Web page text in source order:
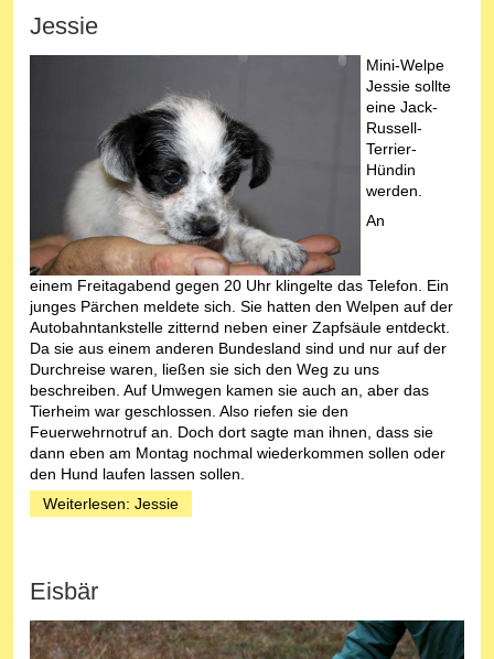
Jessie
Mini-Welpe
Jessie sollte
eine Jack-
Russell-
Terrier-
Hündin
werden.
An
einem Freitagabend gegen 20 Uhr klingelte das Telefon. Ein
junges Pärchen meldete sich. Sie hatten den Welpen auf der
Autobahntankstelle zitternd neben einer Zapfsäule entdeckt.
Da sie aus einem anderen Bundesland sind und nur auf der
Durchreise waren, ließen sie sich den Weg zu uns
beschreiben. Auf Umwegen kamen sie auch an, aber das
Tierheim war geschlossen. Also riefen sie den
Feuerwehrnotruf an. Doch dort sagte man ihnen, dass sie
dann eben am Montag nochmal wiederkommen sollen oder
den Hund laufen lassen sollen.
Weiterlesen: Jessie
Eisbär